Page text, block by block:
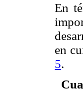
En
en
5.